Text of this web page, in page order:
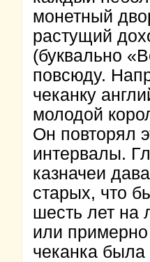
монетный
растущий
(буквально
повсюду.
чеканку
молодой
Он повторял
интервалы.
казначеи
старых, что
шесть лет на
или
чеканка